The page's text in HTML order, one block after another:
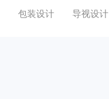
包装设计 导视设计